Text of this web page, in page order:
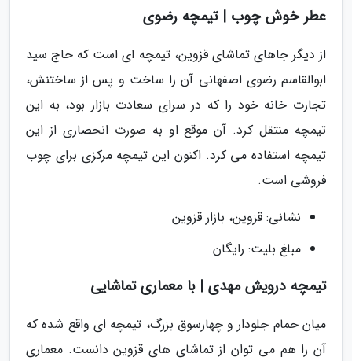
عطر خوش چوب | تیمچه رضوی
از دیگر جاهای تماشای قزوین، تیمچه ای است که حاج سید
ابوالقاسم رضوی اصفهانی آن را ساخت و پس از ساختنش،
تجارت خانه خود را که در سرای سعادت بازار بود، به این
تیمچه منتقل کرد. آن موقع او به صورت انحصاری از این
تیمچه استفاده می کرد. اکنون این تیمچه مرکزی برای چوب
فروشی است.
نشانی: قزوین، بازار قزوین
مبلغ بلیت: رایگان
تیمچه درویش مهدی | با معماری تماشایی
میان حمام جلودار و چهارسوق بزرگ، تیمچه ای واقع شده که
آن را هم می توان از تماشای های قزوین دانست. معماری